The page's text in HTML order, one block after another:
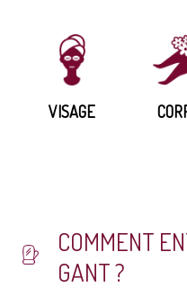
VISAGE
COMMENT
GANT ?